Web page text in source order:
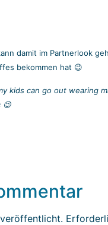
damit im Partnerlook
bekommen hat 😉
kids can go out wearing
😉